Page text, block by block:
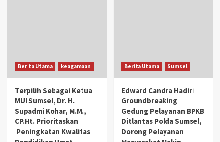
Berita Utama keagamaan
Terpilih Sebagai Ketua
MUI Sumsel, Dr. H.
Supadmi Kohar, M.M.,
CP.Ht. Prioritaskan
Peningkatan Kwalitas
Berita Utama Sumsel
Edward Candra Hadiri
Groundbreaking
Gedung Pelayanan BPKB
Ditlantas Polda Sumsel,
Dorong Pelayanan